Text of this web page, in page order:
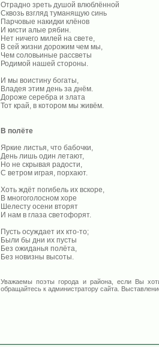
Отрадно зреть душой влюблённой
Сквозь взгляд туманящую синь
Парчовые накидки клёнов
И кисти алые рябин.
Нет ничего милей на свете,
В сей жизни дорожим чем мы,
Чем соловьиные рассветы
Родимой нашей стороны.
И мы воистину богаты,
Владея этим день за днём.
Дороже серебра и злата
Тот край, в котором мы живём.
В полёте
Яркие листья, что бабочки,
День лишь один летают,
Но не скрывая радости,
С ветром играя, порхают.
Хоть ждёт погибель их вскоре,
В многоголосном хоре
Шелесту осени вторят
И нам в глаза светофорят.
Пусть осуждает их кто-то;
Были бы дни их пусты
Без ожиданья полёта,
Без новизны высоты.
Уважаемы поэты города и района, если Вы
обращайтесь к администратору сайта.